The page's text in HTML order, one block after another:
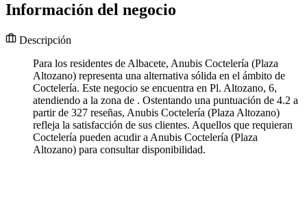
Información del negocio
Descripción
Para los residentes de Albacete, Anubis Coctelería (Plaza
Altozano) representa una alternativa sólida en el ámbito de
Coctelería. Este negocio se encuentra en Pl. Altozano, 6,
atendiendo a la zona de . Ostentando una puntuación de 4.2 a
partir de 327 reseñas, Anubis Coctelería (Plaza Altozano)
refleja la satisfacción de sus clientes. Aquellos que requieran
Coctelería pueden acudir a Anubis Coctelería (Plaza
Altozano) para consultar disponibilidad.